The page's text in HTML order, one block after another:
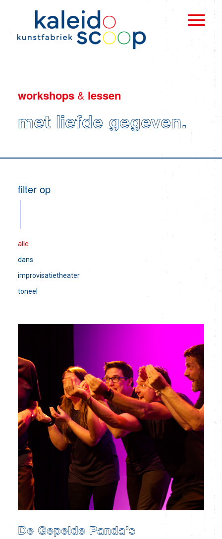
workshops & lessen
met liefde gegeven.
filter op
alle
dans
improvisatietheater
toneel
De Gepelde Panda’s